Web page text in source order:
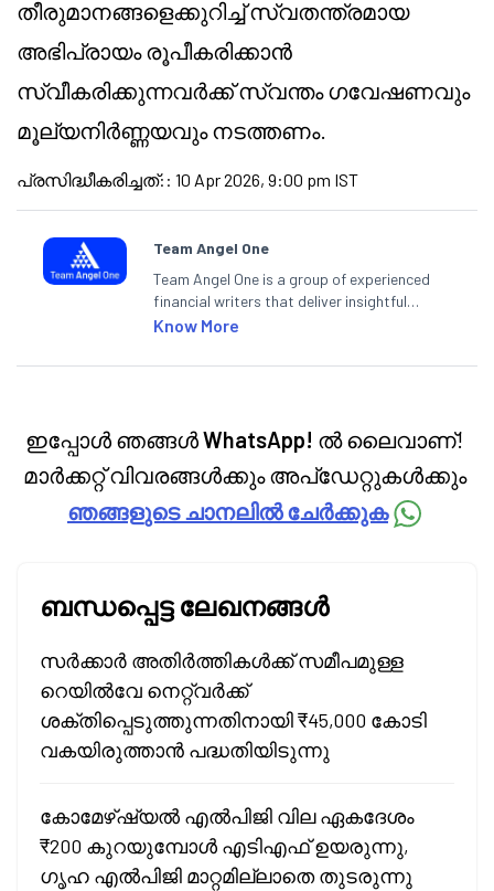
തീരുമാനങ്ങളെക്കുറിച്ച് സ്വതന്ത്രമായ
അഭിപ്രായം രൂപീകരിക്കാൻ
സ്വീകരിക്കുന്നവർക്ക് സ്വന്തം ഗവേഷണവും
മൂല്യനിർണ്ണയവും നടത്തണം.
പ്രസിദ്ധീകരിച്ചത്: : 10 Apr 2026, 9:00 pm IST
Team Angel One
Team Angel One is a group of experienced
financial writers that deliver insightful
articles on the stock market, IPO, economy,
categories.
Know More
ഇപ്പോൾ ഞങ്ങൾWhatsApp! ൽ ലൈവാണ്!
മാർക്കറ്റ് വിവരങ്ങൾക്കും അപ്‌ഡേറ്റുകൾക്കും
ഞങ്ങളുടെ ചാനലിൽ ചേർക്കുക
ബന്ധപ്പെട്ട ലേഖനങ്ങൾ
സർക്കാർ അതിർത്തികൾക്ക് സമീപമുള്ള
റെയിൽവേ നെറ്റ്‌വർക്ക്
ശക്തിപ്പെടുത്തുന്നതിനായി ₹45,000 കോടി
വകയിരുത്താൻ പദ്ധതിയിടുന്നു
കോമേഴ്ഷ്യൽ എൽപിജി വില ഏകദേശം
₹200 കുറയുമ്പോൾ എടിഎഫ് ഉയരുന്നു,
ഗൃഹ എൽപിജി മാറ്റമില്ലാതെ തുടരുന്നു